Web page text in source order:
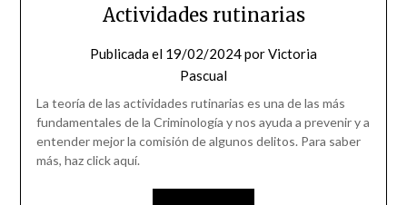
Actividades rutinarias
Publicada el 19/02/2024porVictoria
Pascual
La teoría de las actividades rutinarias es una de las más
fundamentales de la Criminología y nos ayuda a prevenir y a
entender mejor la comisión de algunos delitos. Para saber
más, haz click aquí.